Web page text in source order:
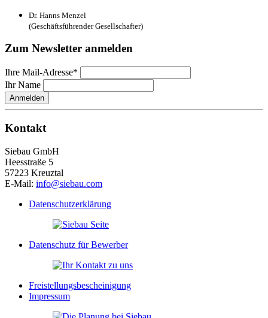
Dr. Hanns Menzel
(Geschäftsführender Gesellschafter)
Zum Newsletter anmelden
Ihre Mail-Adresse*
Ihr Name
Anmelden
Kontakt
Siebau GmbH
Heesstraße 5
57223 Kreuztal
E-Mail: info@siebau.com
Datenschutzerklärung
Datenschutz für Bewerber
Freistellungsbescheinigung
Impressum